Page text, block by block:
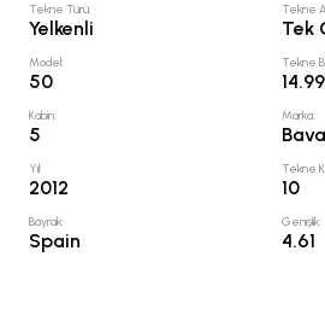
Tekne Türü:
Yelkenli
Tekne
Tek
Model:
50
Tekne
14.99
Kabin:
5
Marka:
Yıl:
2012
Tekne
10
Bayrak:
Spain
Genişlik:
4.61